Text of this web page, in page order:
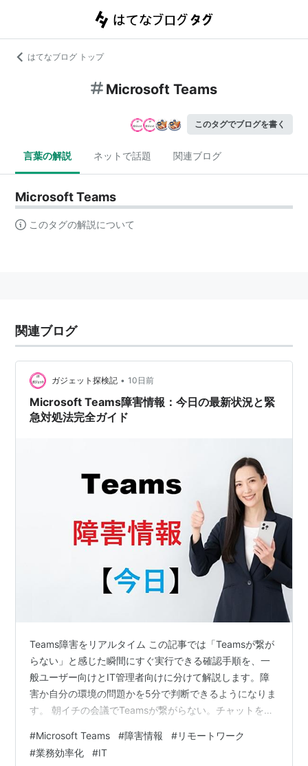
はてなブログ トップ
Microsoft Teams
このタグでブログを書く
言葉の解説 ネットで話題 関連ブログ
Microsoft Teams
このタグの解説について
関連ブログ
ガジェット探検記 • 10日前
Microsoft Teams障害情報：今日の最新状況と緊
急対処法完全ガイド
Teams障害をリアルタイム この記事では「Teamsが繋が
らない」と感じた瞬間にすぐ実行できる確認手順を、一
般ユーザー向けとIT管理者向けに分けて解説します。障
害か自分の環境の問題かを5分で判断できるようになりま
す。 朝イチの会議でTeamsが繋がらない。チャットを送
な緊急事態、まず最初に確認すべきは「自分だけの問題
なのか、Microsoft全体の障害なのか」です。 この切り分
#Microsoft Teams #障害情報 #リモートワーク
#業務効率化 #IT